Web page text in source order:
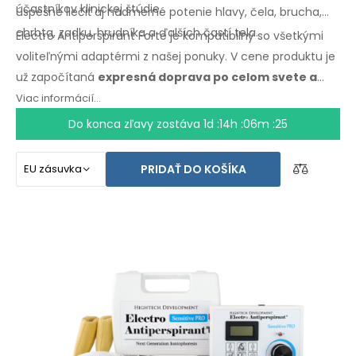
účastníkov klinickej štúdie.
úspešne liečiť aj nadmerné potenie hlavy, čela, brucha,
chrbta, zadku, hrudníka a ďalších častí tela.
Electro Antiperspirant Forte je kompatibilný so všetkými
voliteľnými adaptérmi z našej ponuky. V cene produktu je
už započítaná expresná doprava po celom svete a
zárukavrátenia peňazí
na použitie je vo Vašomjazyku.
Viac informácií...
Do konca zľavy zostáva 1d :14h :06m :25
PRIDAŤ DO KOŠÍKA